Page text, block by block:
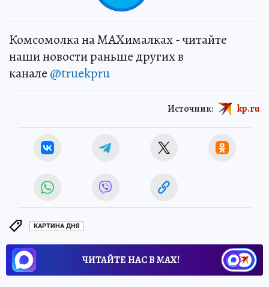
Комсомолка на MAXималках - читайте
наши новости раньше других в
канале @truekpru
Источник: kp.ru
КАРТИНА ДНЯ
ЧИТАЙТЕ НАС В МАХ!